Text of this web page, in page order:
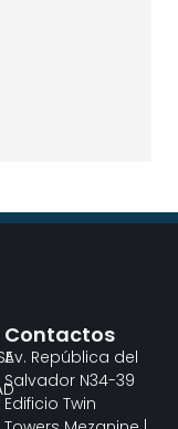
Contactos
Av. República del
Salvador N34-39
Edificio Twin